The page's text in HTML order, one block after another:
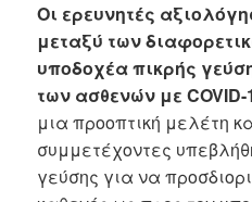
Οι ερευνητές
μεταξύ των
υποδοχέα πικρής
των ασθενών με COVID-
μια προοπτική μελέτη
συμμετέχοντες
γεύσης για να